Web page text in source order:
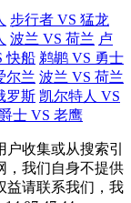
步行者 VS 猛龙
波兰 VS 荷兰 卢
快船 鹈鹕 VS 勇士
尔兰 波兰 VS 荷兰
罗斯 凯尔特人 VS
士 VS 老鹰
收集或从搜索引
，我们自身不提供
益请联系我们，我